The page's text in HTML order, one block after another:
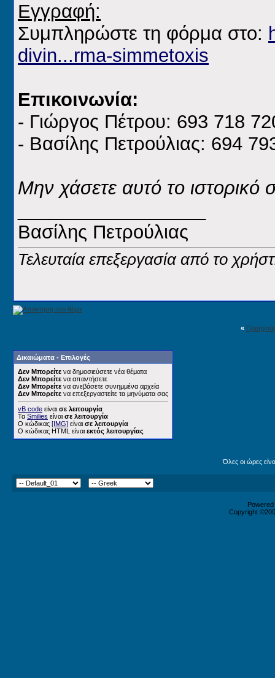
Εγγραφή:
Συμπληρώστε τη φόρμα στο:
divin...rma-simmetoxis
Επικοινωνία:
- Γιώργος Πέτρου: 693 718
- Βασίλης Πετρούλιας: 694
Μην χάσετε αυτό το ιστορικό
Βασίλης Πετρούλιας
Τελευταία επεξεργασία από το
«
Δικαιώματα - Επιλογές
Δεν Μπορείτε να δημοσιεύσετε νέα θέματα
Δεν Μπορείτε να απαντήσετε
Δεν Μπορείτε να ανεβάσετε συνημμένα αρχεία
Δεν Μπορείτε να επεξεργαστείτε τα μηνύματα σας
vB code είναι σε λειτουργία
Τα Smilies είναι σε λειτουργία
Ο κώδικας [IMG] είναι σε λειτουργία
Ο κώδικας HTML είναι εκτός λειτουργίας
Όλες οι ώρες
Copyright